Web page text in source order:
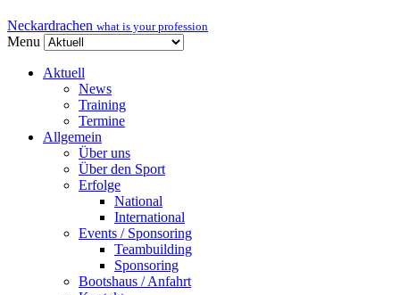
Neckardrachen what is your profession
Menu
Aktuell
News
Training
Termine
Allgemein
Über uns
Über den Sport
Erfolge
National
International
Events / Sponsoring
Teambuilding
Sponsoring
Bootshaus / Anfahrt